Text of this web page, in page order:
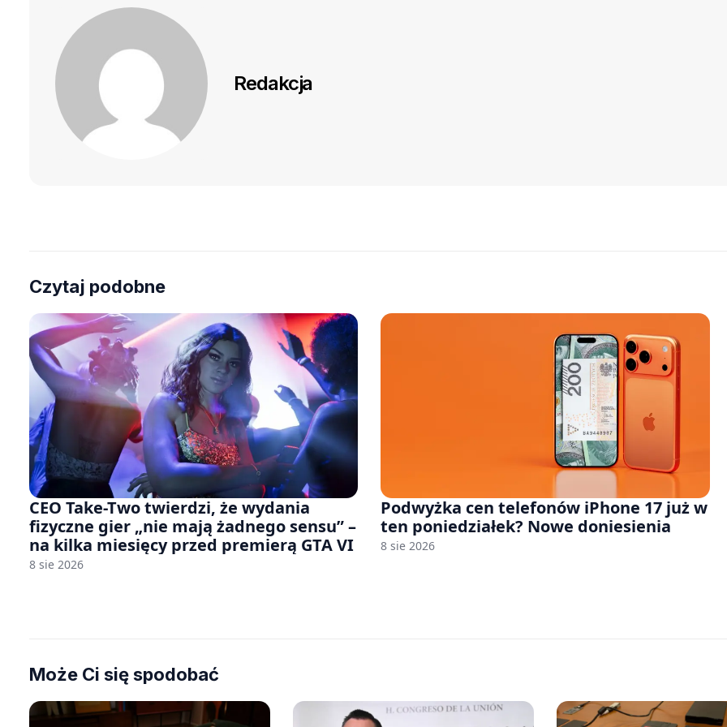
Redakcja
Czytaj podobne
CEO Take-Two twierdzi, że wydania
fizyczne gier „nie mają żadnego sensu” –
na kilka miesięcy przed premierą GTA VI
8 sie 2026
Podwyżka cen telefonów iPhone 17 już w
ten poniedziałek? Nowe doniesienia
8 sie 2026
Może Ci się spodobać